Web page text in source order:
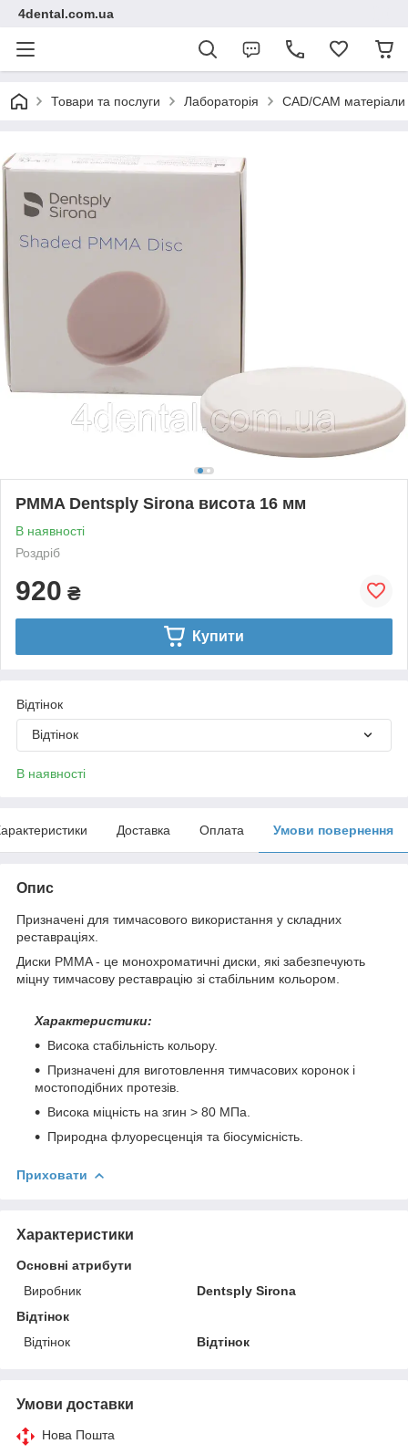
4dental.com.ua
Товари та послуги Лабораторія CAD/CAM матеріали
РMMA Dentsply Sirona висота 16 мм
В наявності
Роздріб
920 ₴
Купити
Відтінок
Відтінок
В наявності
Доставка Оплата Умови повернення
Опис
Призначені для тимчасового використання у складних
реставраціях.
Диски РMMA - це монохроматичні диски, які забезпечують
міцну тимчасову реставрацію зі стабільним кольором.
Характеристики:
Висока стабільність кольору.
Призначені для виготовлення тимчасових коронок і
мостоподібних протезів.
Висока міцність на згин > 80 МПа.
Природна флуоресценція та біосумісність.
Приховати
Характеристики
Основні атрибути
Виробник
Dentsply Sirona
Відтінок
Відтінок
Відтінок
Умови доставки
Нова Пошта